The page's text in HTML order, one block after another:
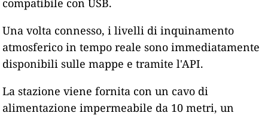
compatibile con USB.
Una volta connesso, i livelli di inquinamento
atmosferico in tempo reale sono immediatamente
disponibili sulle mappe e tramite l'API.
La stazione viene fornita con un cavo di
alimentazione impermeabile da 10 metri, un